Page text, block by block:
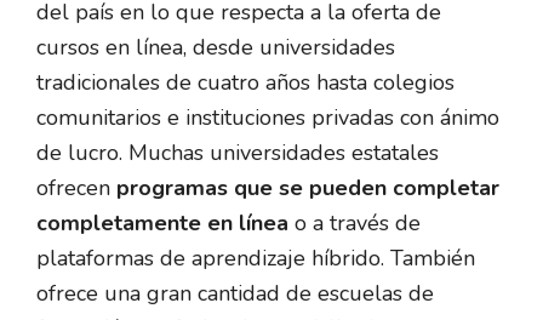
del país en lo que respecta a la oferta de
cursos en línea, desde universidades
tradicionales de cuatro años hasta colegios
comunitarios e instituciones privadas con ánimo
de lucro. Muchas universidades estatales
ofrecen programas que se pueden completar
completamente en línea o a través de
plataformas de aprendizaje híbrido. También
ofrece una gran cantidad de escuelas de